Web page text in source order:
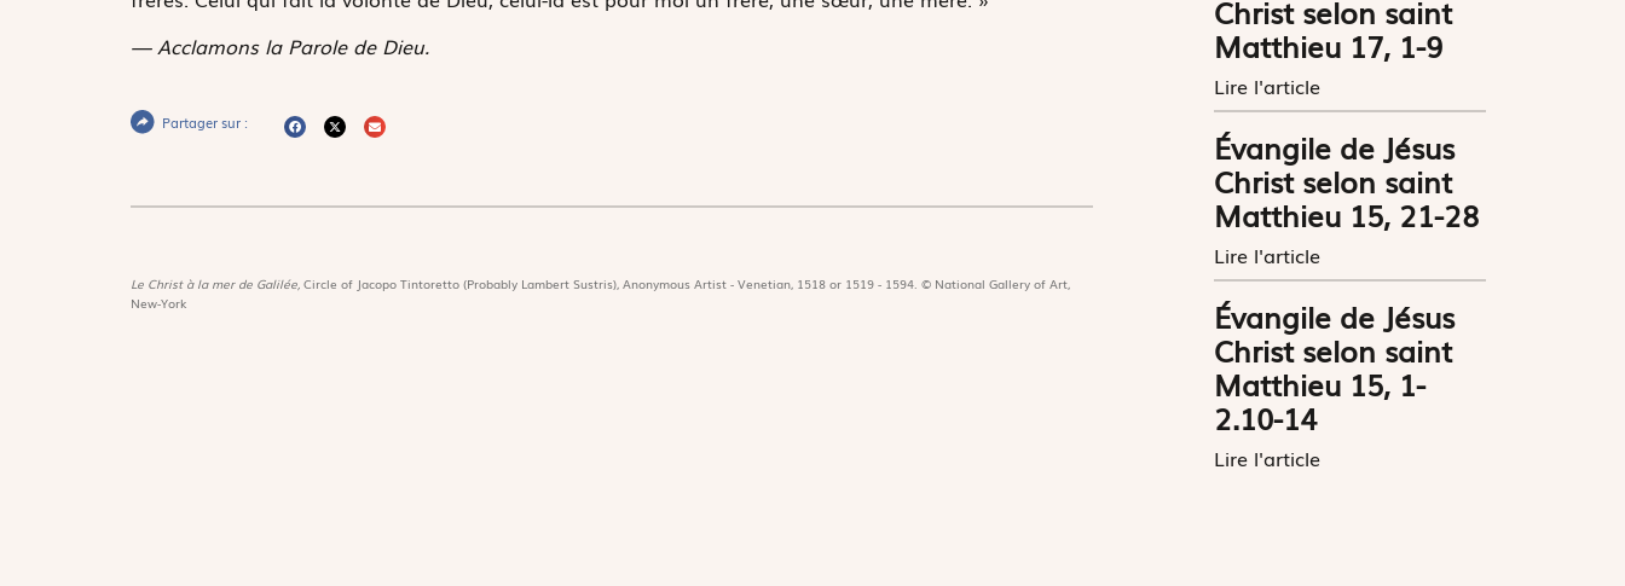
— Acclamons la Parole de Dieu.
Partager sur :
Le Christ à la mer de Galilée, Circle of Jacopo Tintoretto (Probably Lambert Sustris), Anonymous Artist - Venetian, 1518 or 1519 - 1594. © National Gallery of Art,
New-York
Christ selon saint
Matthieu 17, 1-9
Lire l'article
Évangile de Jésus
Christ selon saint
Matthieu 15, 21-28
Lire l'article
Évangile de Jésus
Christ selon saint
Matthieu 15, 1-
2.10-14
Lire l'article